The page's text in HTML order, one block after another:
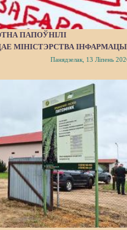
ПАПОЎНІЛІ
МІНІСТЭРСТВА
Панядзелак, 13 Ліпень